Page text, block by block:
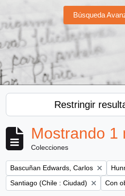
Búsqueda
Restringir
Mostrando 1
Colecciones
Remove filter:
Bascuñan Edwards, Carlos
Remove filter:
Santiago (Chile : Ciudad) Con